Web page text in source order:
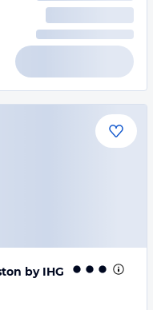
by IHG